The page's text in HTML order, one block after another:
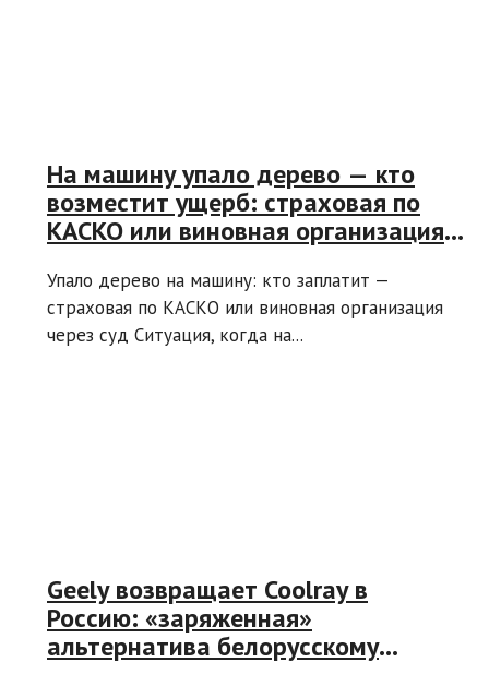
На машину упало дерево — кто
возместит ущерб: страховая по
КАСКО или виновная организация
Упало дерево на машину: кто заплатит —
страховая по КАСКО или виновная организация
через суд Ситуация, когда на...
Geely возвращает Coolray в
Россию: «заряженная»
альтернатива белорусскому